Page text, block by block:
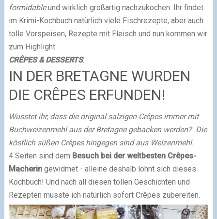
formidableund wirklich großartig nachzukochen. Ihr findet
im Krimi-Kochbuch natürlich viele Fischrezepte, aber auch
tolle Vorspeisen, Rezepte mit Fleisch und nun kommen wir
zum Highlight:
CRÊPES & DESSERTS.
IN DER BRETAGNE WURDEN
DIE CRÊPES ERFUNDEN!
Wusstet ihr, dass die original salzigen Crêpes immer mit
Buchweizenmehl aus der Bretagne gebacken werden? Die
köstlich süßen Crêpes hingegen sind aus Weizenmehl.
4 Seiten sind dem Besuch bei der weltbesten Crêpes-
Macherin gewidmet - alleine deshalb lohnt sich dieses
Kochbuch! Und nach all diesen tollen Geschichten und
Rezepten musste ich natürlich sofort Crêpes zubereiten.